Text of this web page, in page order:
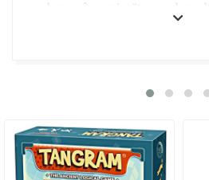
lumea înconjurătoare,